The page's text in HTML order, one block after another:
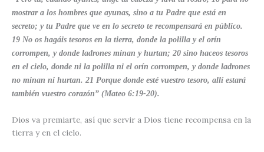
mostrar a los hombres que ayunas, sino a tu Padre que está en
secreto; y tu Padre que ve en lo secreto te recompensará en público.
19 No os hagáis tesoros en la tierra, donde la polilla y el orín
corrompen, y donde ladrones minan y hurtan; 20 sino haceos tesoros
en el cielo, donde ni la polilla ni el orín corrompen, y donde ladrones
no minan ni hurtan. 21 Porque donde esté vuestro tesoro, allí estará
también vuestro corazón” (Mateo 6:19-20).
Dios va premiarte, así que servir a Dios tiene recompensa en la
tierra y en el cielo.